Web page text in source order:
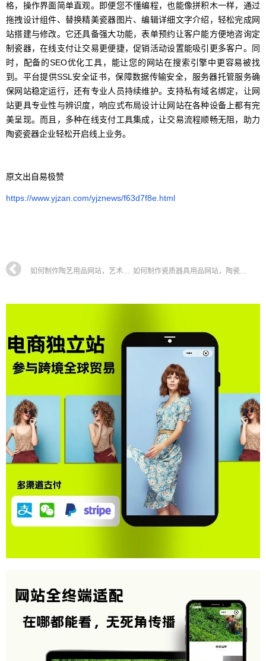
格，操作界面简单直观。即便您不懂编程，也能像拼积木一样，通过
拖拽设计组件、替换精美瓷器图片、编辑详细文字介绍，轻松完成网
站搭建与修改。它还具备强大功能，表单预约让客户能方便地咨询定
制瓷器，在线支付让交易更便捷，促销活动设置能吸引更多客户。同
时，配备的SEO优化工具，能让您的网站在搜索引擎中更容易被找
到。平台提供SSL安全证书，保障数据传输安全，服务器托管服务确
保网站稳定运行，还有专业人员持续维护。支持私有域名绑定，让网
站更具专业性与辨识度，响应式布局设计让网站在各种设备上都有完
美呈现。而且，多种在线支付工具集成，让交易流程顺畅无阻，助力
陶瓷瓷器企业轻松开启线上业务。
原文出自易极赞
https://www.yjzan.com/yjznews/f63d7f8e.html
如何制作陶艺用品网站，艺术品网站搭建全攻略教程 如何制作瓷质器具用品网站，陶瓷工艺品网站搭建全攻略教程